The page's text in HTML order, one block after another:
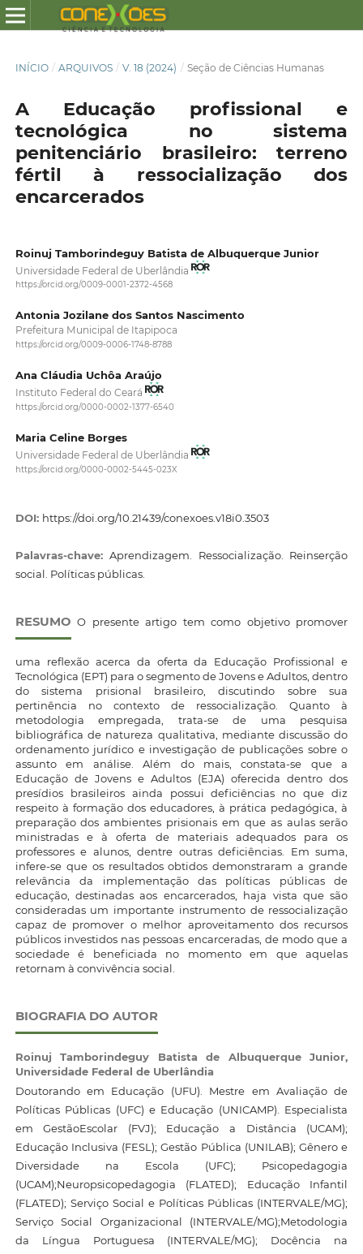
INÍCIO / ARQUIVOS / V. 18 (2024) / Seção de Ciências Humanas
A Educação profissional e
tecnológica no sistema
penitenciário brasileiro: terreno
fértil à ressocialização dos
encarcerados
Roinuj Tamborindeguy Batista de Albuquerque Junior
Universidade Federal de Uberlândia
https://orcid.org/0009-0001-2372-4568
Antonia Jozilane dos Santos Nascimento
Prefeitura Municipal de Itapipoca
https://orcid.org/0009-0006-1748-8788
Ana Cláudia Uchôa Araújo
Instituto Federal do Ceará
https://orcid.org/0000-0002-1377-6540
Maria Celine Borges
Universidade Federal de Uberlândia
https://orcid.org/0000-0002-5445-023X
DOI: https://doi.org/10.21439/conexoes.v18i0.3503
Palavras-chave:Aprendizagem. Ressocialização. Reinserção
social. Políticas públicas.
RESUMO O presente artigo tem como objetivo promover
uma reflexão acerca da oferta da Educação Profissional e
Tecnológica (EPT) para o segmento de Jovens e Adultos, dentro
do sistema prisional brasileiro, discutindo sobre sua
pertinência no contexto de ressocialização. Quanto à
metodologia empregada, trata-se de uma pesquisa
bibliográfica de natureza qualitativa, mediante discussão do
ordenamento jurídico e investigação de publicações sobre o
assunto em análise. Além do mais, constata-se que a
Educação de Jovens e Adultos (EJA) oferecida dentro dos
presídios brasileiros ainda possui deficiências no que diz
respeito à formação dos educadores, à prática pedagógica, à
preparação dos ambientes prisionais em que as aulas serão
ministradas e à oferta de materiais adequados para os
professores e alunos, dentre outras deficiências. Em suma,
infere-se que os resultados obtidos demonstraram a grande
relevância da implementação das políticas públicas de
educação, destinadas aos encarcerados, haja vista que são
consideradas um importante instrumento de ressocialização
capaz de promover o melhor aproveitamento dos recursos
públicos investidos nas pessoas encarceradas, de modo que a
sociedade é beneficiada no momento em que aquelas
retornam à convivência social.
BIOGRAFIA DO AUTOR
Roinuj Tamborindeguy Batista de Albuquerque Junior,
Universidade Federal de Uberlândia
Doutorando em Educação (UFU). Mestre em Avaliação de
Políticas Públicas (UFC) e Educação (UNICAMP). Especialista
em GestãoEscolar (FVJ); Educação a Distância (UCAM);
Educação Inclusiva (FESL); Gestão Pública (UNILAB); Gênero e
Diversidade na Escola (UFC); Psicopedagogia
(UCAM);Neuropsicopedagogia (FLATED); Educação Infantil
(FLATED); Serviço Social e Políticas Públicas (INTERVALE/MG);
Serviço Social Organizacional (INTERVALE/MG);Metodologia
da Língua Portuguesa (INTERVALE/MG); Docência na